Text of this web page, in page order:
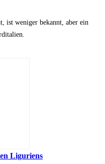
ist weniger bekannt, aber ein
Liguriens